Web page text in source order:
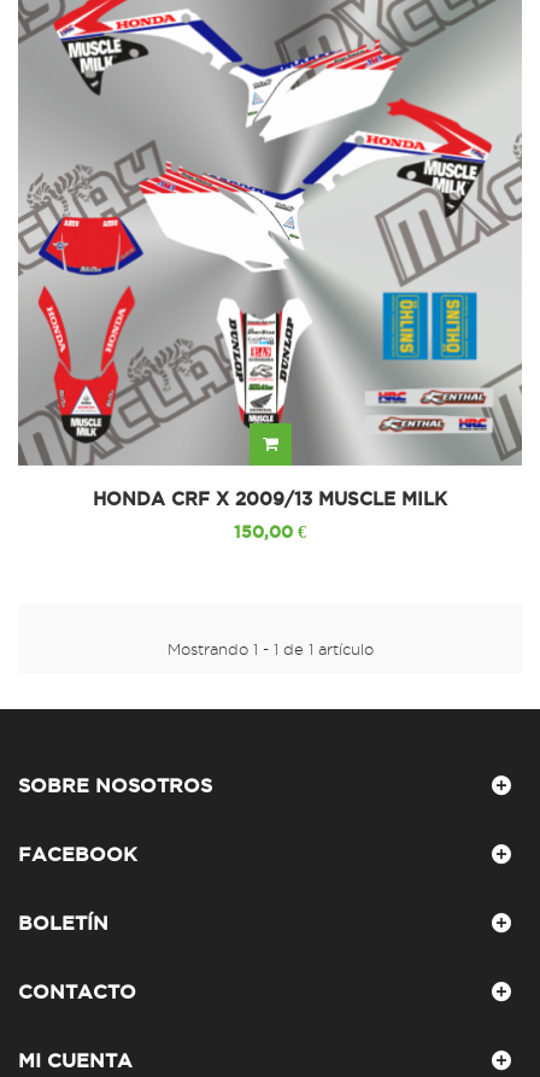
HONDA CRF X 2009/13 MUSCLE MILK
150,00 €
Mostrando 1 - 1 de 1 artículo
SOBRE NOSOTROS
FACEBOOK
BOLETÍN
CONTACTO
MI CUENTA